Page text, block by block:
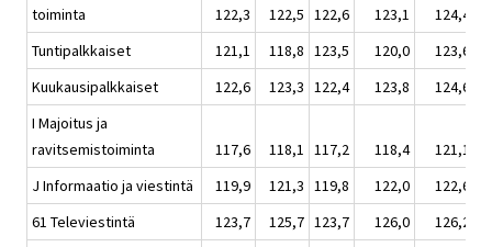
toiminta 122,3 122,5 122,6 123,1
124,4
Tuntipalkkaiset
121,1 118,8 123,5 120,0
123,6
Kuukausipalkkaiset
122,6 123,3 122,4 123,8
124,6
I Majoitus ja
ravitsemistoiminta
117,6 118,1 117,2 118,4
121,1
J Informaatio ja viestintä
119,9 121,3 119,8 122,0
122,6
61 Televiestintä
123,7 125,7 123,7 126,0
126,2